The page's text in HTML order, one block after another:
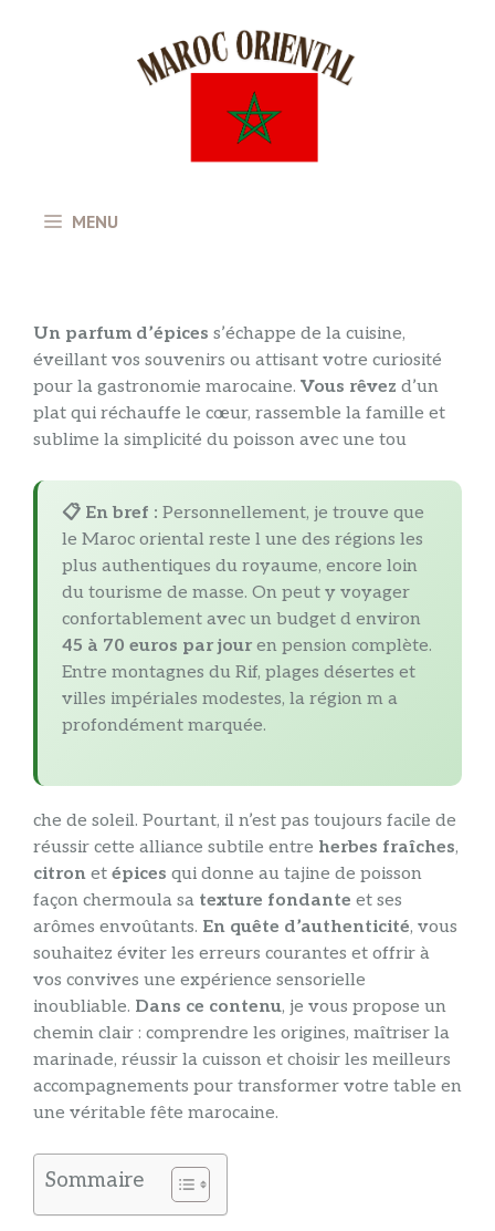
MENU
Un parfum d’épices s’échappe de la cuisine,
éveillant vos souvenirs ou attisant votre curiosité
pour la gastronomie marocaine. Vous rêvez d’un
plat qui réchauffe le cœur, rassemble la famille et
sublime la simplicité du poisson avec une tou
📋 En bref : Personnellement, je trouve que
le Maroc oriental reste l une des régions les
plus authentiques du royaume, encore loin
du tourisme de masse. On peut y voyager
confortablement avec un budget d environ
45 à 70 euros par jouren pension complète.
Entre montagnes du Rif, plages désertes et
villes impériales modestes, la région m a
profondément marquée.
che de soleil. Pourtant, il n’est pas toujours facile de
réussir cette alliance subtile entre herbes fraîches,
citron et épices qui donne au tajine de poisson
façon chermoula sa texture fondante et ses
arômes envoûtants. En quête d’authenticité, vous
souhaitez éviter les erreurs courantes et offrir à
vos convives une expérience sensorielle
inoubliable. Dans ce contenu, je vous propose un
chemin clair : comprendre les origines, maîtriser la
marinade, réussir la cuisson et choisir les meilleurs
accompagnements pour transformer votre table en
une véritable fête marocaine.
Sommaire